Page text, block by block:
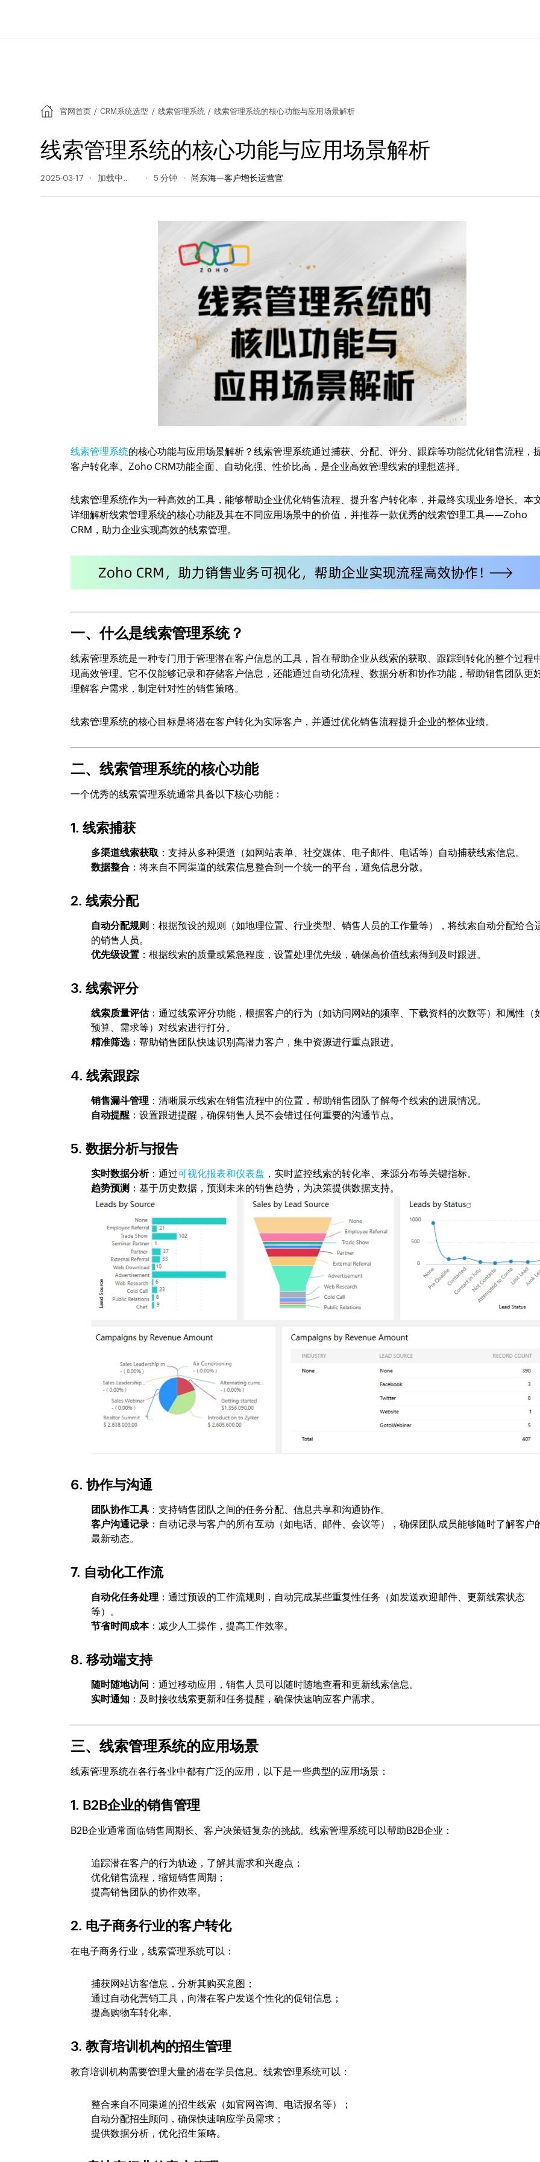
官网首页 / CRM系统选型 / 线索管理系统 / 线索管理系统的核心功能与应用场景解析
线索管理系统的核心功能与应用场景解析
2025-03-17 270 阅读量 5 分钟 尚东海—客户增长运营官
线索管理系统的核心功能与应用场景解析？线索管理系统通过捕获、分配、评分、跟踪等功能优化销售流程，
客户转化率。Zoho CRM功能全面、自动化强、性价比高，是企业高效管理线索的理想选择。
线索管理系统作为一种高效的工具，能够帮助企业优化销售流程、提升客户转化率，并最终实现业务增长。本
详细解析线索管理系统的核心功能及其在不同应用场景中的价值，并推荐一款优秀的线索管理工具——Zoho
CRM，助力企业实现高效的线索管理。
一、什么是线索管理系统？
线索管理系统是一种专门用于管理潜在客户信息的工具，旨在帮助企业从线索的获取、跟踪到转化的整个过程
现高效管理。它不仅能够记录和存储客户信息，还能通过自动化流程、数据分析和协作功能，帮助销售团队更
理解客户需求，制定针对性的销售策略。
线索管理系统的核心目标是将潜在客户转化为实际客户，并通过优化销售流程提升企业的整体业绩。
二、线索管理系统的核心功能
一个优秀的线索管理系统通常具备以下核心功能：
1.线索捕获
多渠道线索获取 ：支持从多种渠道（如网站表单、社交媒体、电子邮件、电话等）自动捕获线索信息。
数据整合 ：将来自不同渠道的线索信息整合到一个统一的平台，避免信息分散。
2.线索分配
自动分配规则 ：根据预设的规则（如地理位置、行业类型、销售人员的工作量等），将线索自动分配给合
的销售人员。
优先级设置 ：根据线索的质量或紧急程度，设置处理优先级，确保高价值线索得到及时跟进。
3.线索评分
线索质量评估：通过线索评分功能，根据客户的行为（如访问网站的频率、下载资料的次数等）和属性（
预算、需求等）对线索进行打分。
精准筛选：帮助销售团队快速识别高潜力客户，集中资源进行重点跟进。
4.线索跟踪
销售漏斗管理 ：清晰展示线索在销售流程中的位置，帮助销售团队了解每个线索的进展情况。
自动提醒 ：设置跟进提醒，确保销售人员不会错过任何重要的沟通节点。
5.数据分析与报告
实时数据分析：通过可视化报表和仪表盘 ，实时监控线索的转化率、来源分布等关键指标。
趋势预测 ：基于历史数据，预测未来的销售趋势，为决策提供数据支持。
6.协作与沟通
团队协作工具 ：支持销售团队之间的任务分配、信息共享和沟通协作。
客户沟通记录 ：自动记录与客户的所有互动（如电话、邮件、会议等），确保团队成员能够随时了解客户
最新动态。
7. 自动化工作流
自动化任务处理 ：通过预设的工作流规则，自动完成某些重复性任务（如发送欢迎邮件、更新线索状态
等）。
节省时间成本：减少人工操作，提高工作效率。
8.移动端支持
随时随地访问 ：通过移动应用，销售人员可以随时随地查看和更新线索信息。
实时通知 ：及时接收线索更新和任务提醒，确保快速响应客户需求。
三、线索管理系统的应用场景
线索管理系统在各行各业中都有广泛的应用，以下是一些典型的应用场景：
1. B2B企业的销售管理
B2B企业通常面临销售周期长、客户决策链复杂的挑战。线索管理系统可以帮助B2B企业：
追踪潜在客户的行为轨迹，了解其需求和兴趣点；
优化销售流程，缩短销售周期；
提高销售团队的协作效率。
2. 电子商务行业的客户转化
在电子商务行业，线索管理系统可以：
捕获网站访客信息，分析其购买意图；
通过自动化营销工具，向潜在客户发送个性化的促销信息；
提高购物车转化率。
3.教育培训机构的招生管理
教育培训机构需要管理大量的潜在学员信息。线索管理系统可以：
整合来自不同渠道的招生线索（如官网咨询、电话报名等）；
自动分配招生顾问，确保快速响应学员需求；
提供数据分析，优化招生策略。